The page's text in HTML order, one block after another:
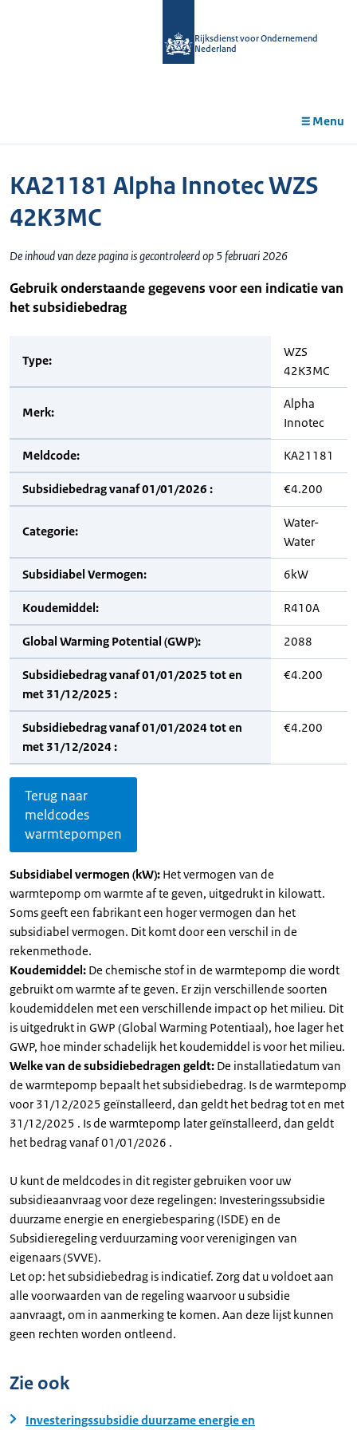
Rijksdienst voor Ondernemend
Nederland
Menu
KA21181 Alpha Innotec WZS
42K3MC
De inhoud van deze pagina is gecontroleerd op 5 februari 2026
Gebruik onderstaande gegevens voor een indicatie van
het subsidiebedrag
Type:
WZS
42K3MC
Merk:
Alpha
Innotec
Meldcode: KA21181
Subsidiebedrag vanaf 01/01/2026 : €4.200
Categorie:
Water-
Water
Subsidiabel Vermogen: 6kW
Koudemiddel: R410A
Global Warming Potential (GWP): 2088
Subsidiebedrag vanaf 01/01/2025 tot en
met 31/12/2025 :
€4.200
Subsidiebedrag vanaf 01/01/2024 tot en
met 31/12/2024 :
€4.200
Terug naar
meldcodes
warmtepompen
Subsidiabel vermogen (kW): Het vermogen van de
warmtepomp om warmte af te geven, uitgedrukt in kilowatt.
Soms geeft een fabrikant een hoger vermogen dan het
subsidiabel vermogen. Dit komt door een verschil in de
rekenmethode.
Koudemiddel: De chemische stof in de warmtepomp die wordt
gebruikt om warmte af te geven. Er zijn verschillende soorten
koudemiddelen met een verschillende impact op het milieu. Dit
is uitgedrukt in GWP (Global Warming Potentiaal), hoe lager het
GWP, hoe minder schadelijk het koudemiddel is voor het milieu.
Welke van de subsidiebedragen geldt: De installatiedatum van
de warmtepomp bepaalt het subsidiebedrag. Is de warmtepomp
voor 31/12/2025 geïnstalleerd, dan geldt het bedrag tot en met
31/12/2025 . Is de warmtepomp later geïnstalleerd, dan geldt
het bedrag vanaf 01/01/2026 .
U kunt de meldcodes in dit register gebruiken voor uw
subsidieaanvraag voor deze regelingen: Investeringssubsidie
duurzame energie en energiebesparing (ISDE) en de
Subsidieregeling verduurzaming voor verenigingen van
eigenaars (SVVE).
Let op: het subsidiebedrag is indicatief. Zorg dat u voldoet aan
alle voorwaarden van de regeling waarvoor u subsidie
aanvraagt, om in aanmerking te komen. Aan deze lijst kunnen
geen rechten worden ontleend.
Zie ook
Investeringssubsidie duurzame energie en